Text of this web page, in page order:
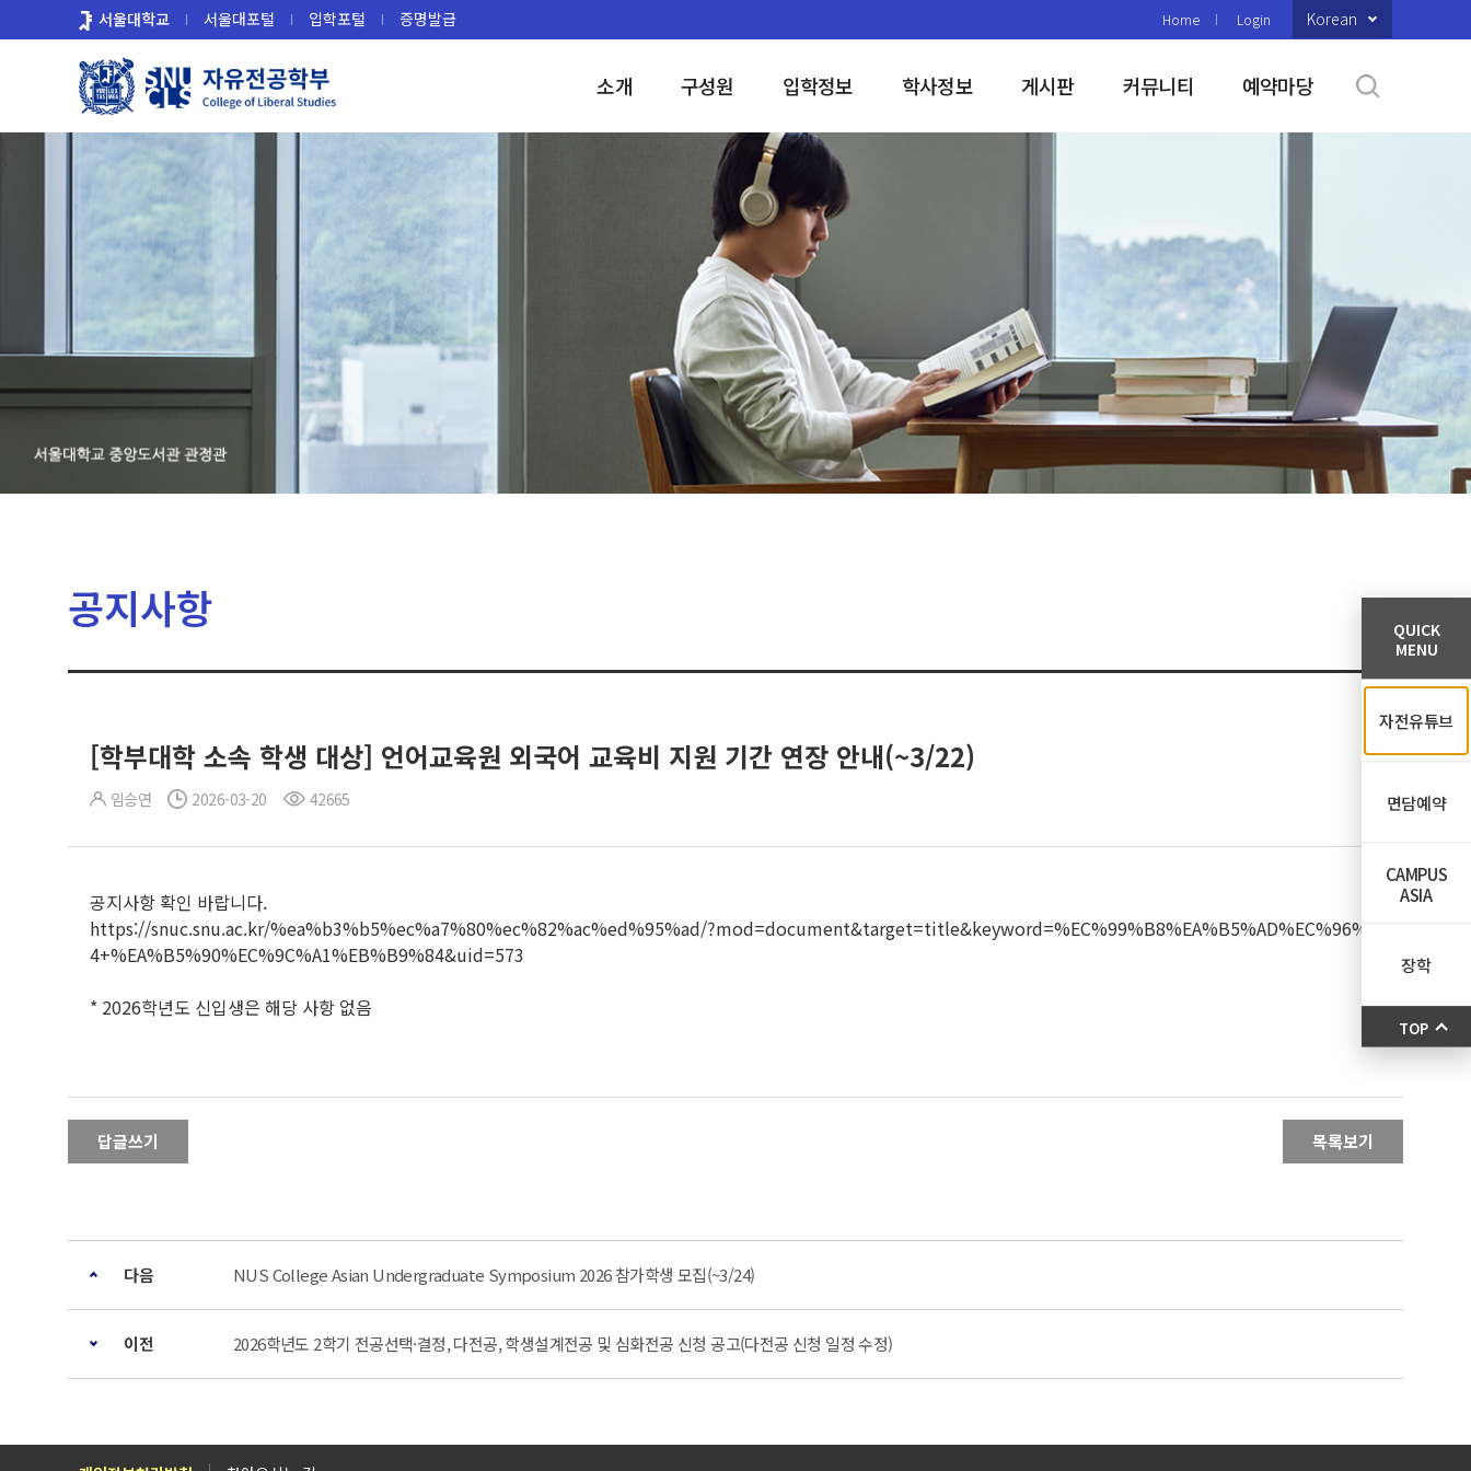
로
서울대학교 서울대포털 입학포털 증명발급 Home Login Korean
소개 구성원 입학정보 학사정보 게시판 커뮤니티 예약마당
공지사항
[학부대학 소속 학생 대상] 언어교육원 외국어 교육비 지원 기간 연장 안내(~3/22)
임승연 2026-03-20 42665
공지사항 확인 바랍니다.
https://snuc.snu.ac.kr/%ea%b3%b5%ec%a7%80%ec%82%ac%ed%95%ad/?mod=document&target=title&keyword=%EC%99%B8%EA%B5%AD%EC%96%B
4+%EA%B5%90%EC%9C%A1%EB%B9%84&uid=573
* 2026학년도 신입생은 해당 사항 없음
답글쓰기 목록보기
다음 NUS College Asian Undergraduate Symposium 2026 참가학생 모집(~3/24)
이전 2026학년도 2학기 전공선택·결정, 다전공, 학생설계전공 및 심화전공 신청 공고(다전공 신청 일정 수정)
QUICK
MENU
자전유튜브
면담예약
CAMPUS
ASIA
장학
TOP